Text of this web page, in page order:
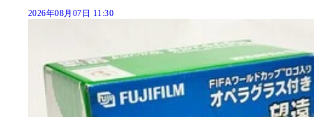
2026年08月07日 11:30